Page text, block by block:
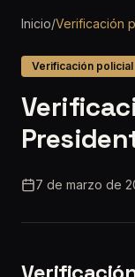
Inicio/Verificación
Verificación policial
7 de marzo de